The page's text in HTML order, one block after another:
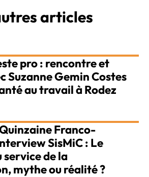
articles
pro : rencontre et
Suzanne Gemin Costes
au travail à Rodez
Franco-
SisMiC : Le
service de la
mythe ou réalité ?